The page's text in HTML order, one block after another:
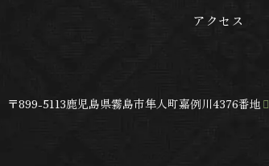
アクセス
〒899-5113鹿児島県霧島市隼人町嘉例川4376番地